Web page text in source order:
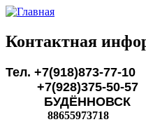
Перейти к основному
Контактная
Тел. +7(918)873-77-10
+7(928)375-50-57
БУДЁННОВСК
88655973718